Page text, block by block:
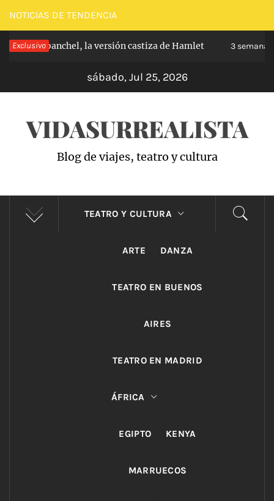
Saltar
al
contenido
NOTICIAS DE TENDENCIA
Exclusivo
Carabanchel, la versión castiza de Hamlet 3 semanas hace
sábado, Jul 25, 2026
VIDASURREALISTA
Blog de viajes, teatro y cultura
TEATRO Y CULTURA
ARTE DANZA
TEATRO EN BUENOS
AIRES
TEATRO EN MADRID
ÁFRICA
EGIPTO KENYA
MARRUECOS